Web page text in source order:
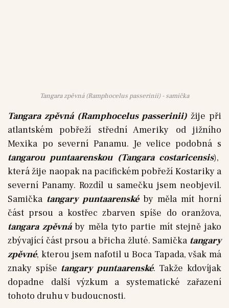
Tangara zpěvná (Ramphocelus passerinii) - samička
Tangara zpěvná (Ramphocelus passerinii) žije při
atlantském pobřeží střední Ameriky od jižního
Mexika po severní Panamu. Je velice podobná s
tangarou puntaarenskou (Tangara costaricensis),
která žije naopak na pacifickém pobřeží Kostariky a
severní Panamy. Rozdíl u samečku jsem neobjevil.
Samička tangary puntaarenskéby měla mít horní
část prsou a kostřec zbarven spíše do oranžova,
tangara zpěvnáby měla tyto partie mít stejně jako
zbývající část prsou a břicha žluté. Samička tangary
zpěvné, kterou jsem nafotil u Boca Tapada, však má
znaky spíše tangary puntaarenské. Takže kdovíjak
dopadne další výzkum a systematické zařazení
tohoto druhu v budoucnosti.